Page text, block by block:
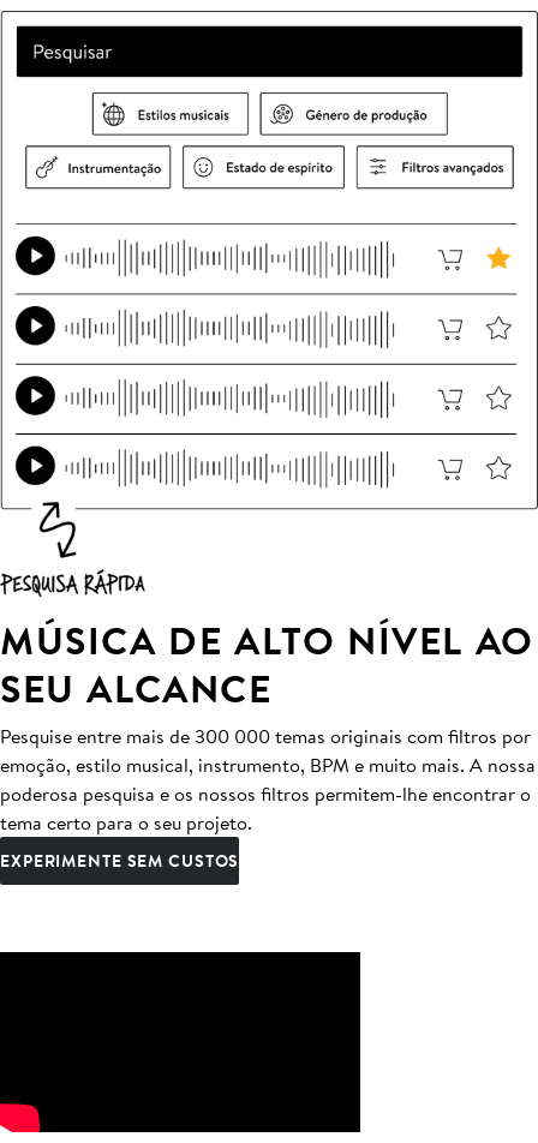
MÚSICA DE ALTO NÍVEL AO
SEU ALCANCE
Pesquise entre mais de 300 000 temas originais com filtros por
emoção, estilo musical, instrumento, BPM e muito mais. A nossa
poderosa pesquisa e os nossos filtros permitem-lhe encontrar o
tema certo para o seu projeto.
EXPERIMENTE SEM CUSTOS